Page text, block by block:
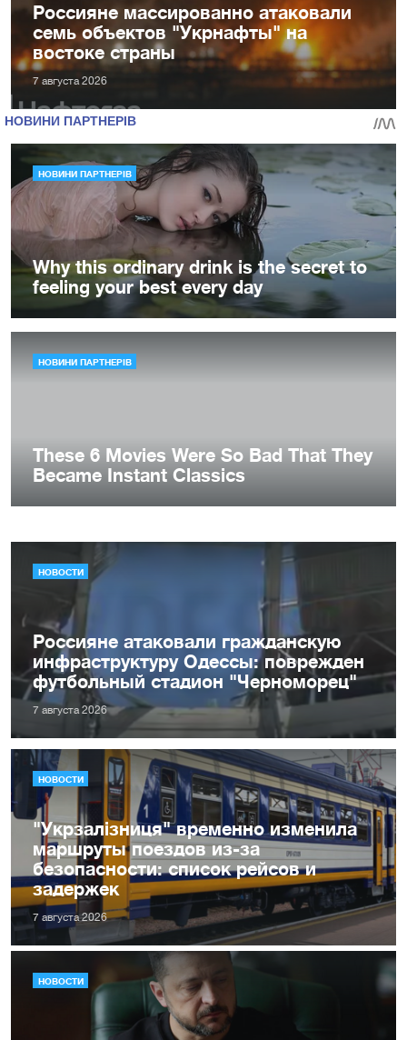
Россияне массированно атаковали
семь объектов "Укрнафты" на
востоке страны
7 августа 2026
НОВОСТИ
Россияне атаковали гражданскую
инфраструктуру Одессы: поврежден
футбольный стадион "Черноморец"
7 августа 2026
НОВОСТИ
"Укрзалізниця" временно изменила
маршруты поездов из-за
безопасности: список рейсов и
задержек
7 августа 2026
НОВОСТИ